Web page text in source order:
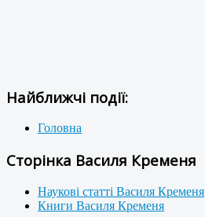
Найближчі події:
Головна
Сторінка Василя Кременя
Наукові статті Василя Кременя
Книги Василя Кременя